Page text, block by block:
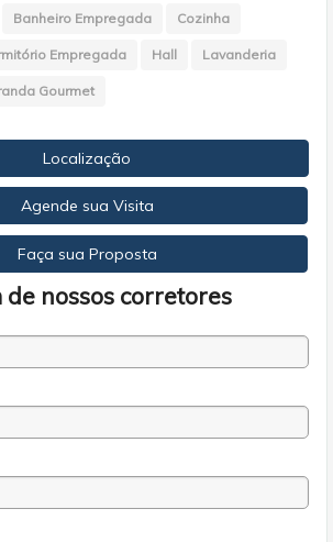
Banheiro Empregada Cozinha
Empregada Hall Lavanderia
Gourmet
Localização
Agende sua Visita
Faça sua Proposta
de nossos corretores